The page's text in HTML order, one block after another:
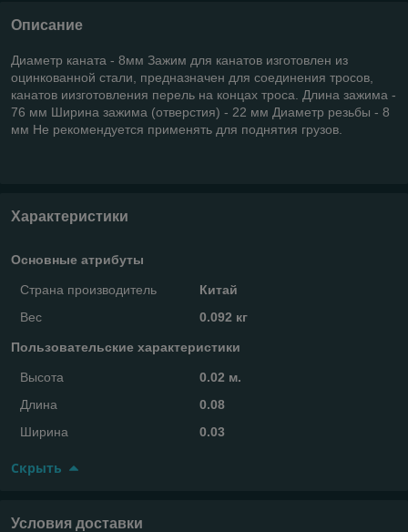
Описание
Диаметр каната - 8мм Зажим для канатов изготовлен из
оцинкованной стали, предназначен для соединения тросов,
канатов иизготовления перель на концах троса. Длина зажима -
76 мм Ширина зажима (отверстия) - 22 мм Диаметр резьбы - 8
мм Не рекомендуется применять для поднятия грузов.
Характеристики
Основные атрибуты
Страна производитель
Китай
Вес
0.092 кг
Пользовательские характеристики
Высота
0.02 м.
Длина
0.08
Ширина
0.03
Скрыть
Условия доставки